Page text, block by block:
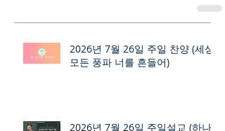
2026년 7월 26일 주일 찬양 (세상
모든 풍파 너를 흔들어)
2026년 7월 26일 주일설교 (하나